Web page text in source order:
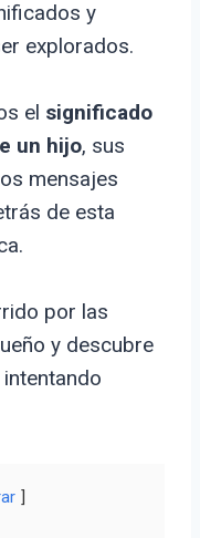
y
explorados.
el significado
un hijo, sus
mensajes
de esta
por las
y descubre